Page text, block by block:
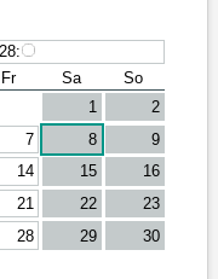
28:
Fr Sa
So
1
2
7 8
9
14 15
16
21 22
23
28 29
30